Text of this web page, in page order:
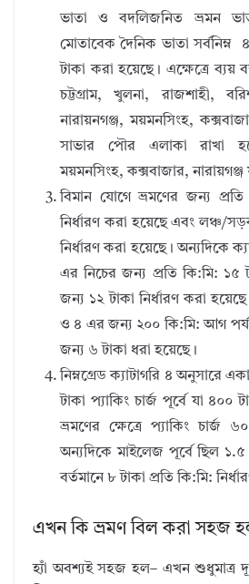
ভাতা ও বদলিজনিত ভ্রমন
মোতাবেক দৈনিক ভাতা সর্বনিম্ন
টাকা করা হয়েছে। এক্ষেত্রে ব্যয়
চট্টগ্রাম, খুলনা, রাজশাহী,
নারায়নগঞ্জ, ময়মনসিংহ,
সাভার পৌর এলাকা রাখা
ময়মনসিংহ, কক্সবাজার,
বিমান যোগে ভ্রমণের জন্য
নির্ধারণ করা হয়েছে এবং লঞ্চ/
নির্ধারণ করা হয়েছে। অন্যদিকে
এর নিচের জন্য প্রতি কি:মি: ১৫
জন্য ১২ টাকা নির্ধারণ করা
ও ৪ এর জন্য ২০০ কি:মি: আগ
জন্য ৬ টাকা ধরা হয়েছে।
নিম্নগ্রেড ক্যাটাগরি ৪ অনুসারে
টাকা প্যাকিং চার্জ পূর্বে যা ৪০০
ভ্রমণের ক্ষেত্রে প্যাকিং চার্জ
অন্যদিকে মাইলেজ পূর্বে ছিল ১.৫
বর্তমানে ৮ টাকা প্রতি কি:মি:
এখন কি ভ্রমণ বিল করা সহজ
হ্যাঁ অবশ্যই সহজ হল– এখন শুধুমাত্র